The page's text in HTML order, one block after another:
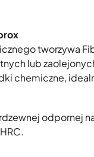
tworzywa
lub
chemiczne,
odpornej